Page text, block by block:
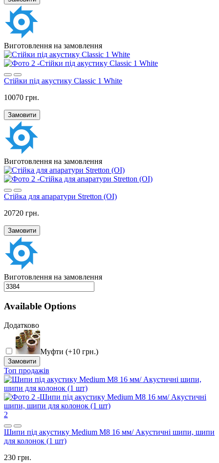
Виготовлення на замовлення
Стійки під акустику Classic 1 White
10070 грн.
Замовити
Виготовлення на замовлення
Стійка для апаратури Stretton (OI)
20720 грн.
Замовити
Виготовлення на замовлення
Available Options
Додатково
Муфти (+10 грн.)
Замовити
Топ продажів
2
Шипи під акустику Medium M8 16 мм/ Акустичні шипи, шипи
для колонок (1 шт)
230 грн.